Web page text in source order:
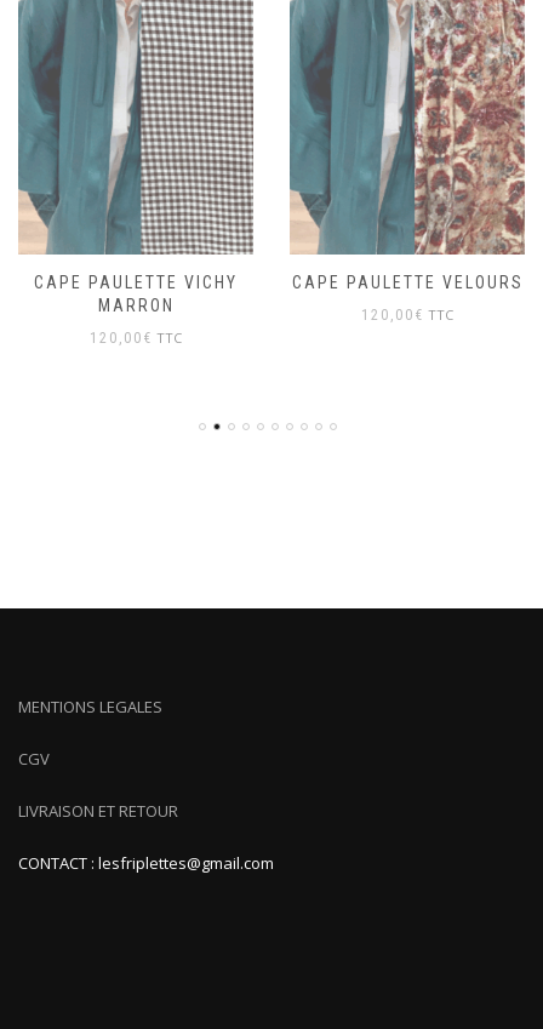
CAPE PAULETTE VICHY
MARRON
120,00 € TTC
CAPE PAULETTE VELOURS
120,00 € TTC
MENTIONS LEGALES
CGV
LIVRAISON ET RETOUR
CONTACT : lesfriplettes@gmail.com